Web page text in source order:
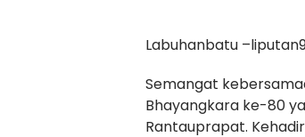
Labuhanbatu
Semangat
Bhayangkara ke-80
Rantauprapat.